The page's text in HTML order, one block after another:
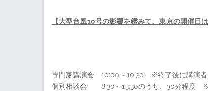
【大型台風10号の影響を鑑みて、東京の開催
専門家講演会 10:00～10:30 ※終了後に講演者
個別相談会 8:30～13:30のうち、30分程度 ※